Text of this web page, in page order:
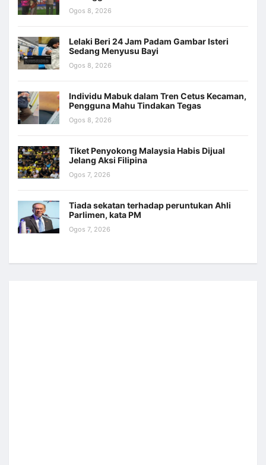
Ogos 8, 2026
Lelaki Beri 24 Jam Padam Gambar Isteri
Sedang Menyusu Bayi
Ogos 8, 2026
Individu Mabuk dalam Tren Cetus Kecaman,
Pengguna Mahu Tindakan Tegas
Ogos 8, 2026
Tiket Penyokong Malaysia Habis Dijual
Jelang Aksi Filipina
Ogos 7, 2026
Tiada sekatan terhadap peruntukan Ahli
Parlimen, kata PM
Ogos 7, 2026